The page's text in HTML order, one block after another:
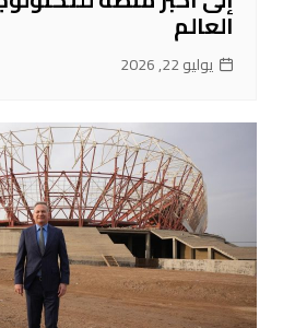
العالم
يوليو 22, 2026